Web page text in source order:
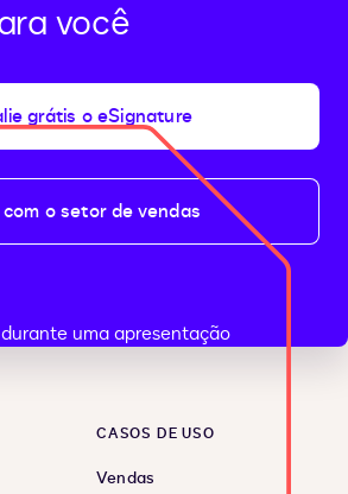
você
grátis o eSignature
com o setor de vendas
CASOS DE USO
Vendas